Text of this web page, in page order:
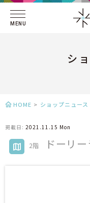
MENU
シ
HOME > ショップニュース
掲載日: 2021.11.15 Mon
2階 ドーリ